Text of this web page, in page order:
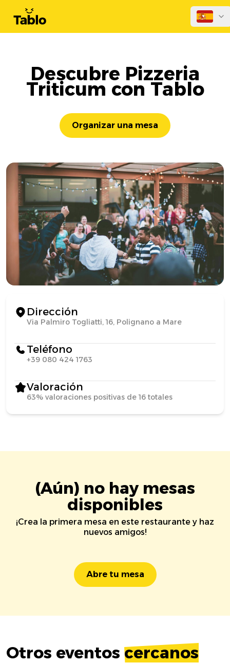
Descubre Pizzeria
Triticum con Tablo
Organizar una mesa
Dirección
Via Palmiro Togliatti, 16, Polignano a Mare
Teléfono
+39 080 424 1763
Valoración
63% valoraciones positivas de 16 totales
(Aún) no hay mesas
disponibles
¡Crea la primera mesa en este restaurante y haz
nuevos amigos!
Abre tu mesa
Otros eventos cercanos